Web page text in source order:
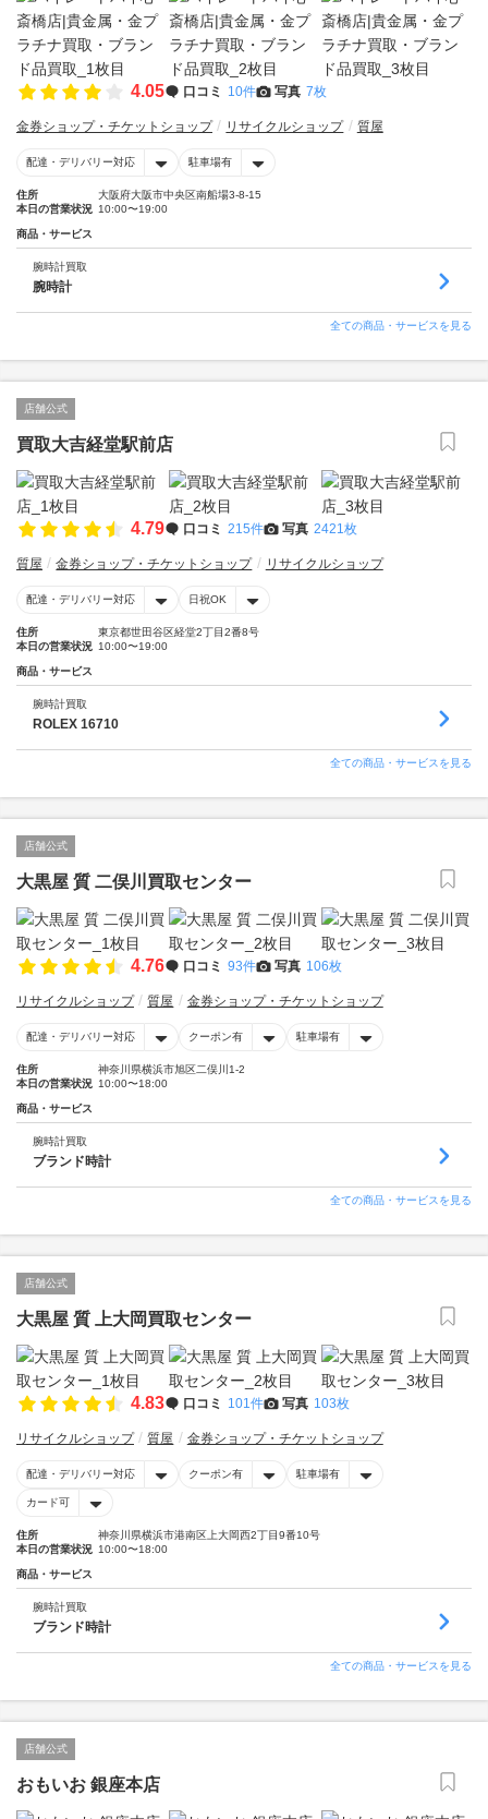
4.05 口コミ 10件 写真 7枚
金券ショップ・チケットショップ リサイクルショップ 質屋
配達・デリバリー対応 駐車場有
住所
大阪府大阪市中央区南船場3-8-15
本日の営業状況 10:00〜19:00
商品・サービス
腕時計買取
腕時計
全ての商品・サービスを見る
店舗公式
買取大吉経堂駅前店
4.79 口コミ 215件 写真 2421枚
質屋 金券ショップ・チケットショップ リサイクルショップ
配達・デリバリー対応 日祝OK
住所
東京都世田谷区経堂2丁目2番8号
本日の営業状況 10:00〜19:00
商品・サービス
腕時計買取
ROLEX 16710
全ての商品・サービスを見る
店舗公式
大黒屋 質 二俣川買取センター
4.76 口コミ 93件 写真 106枚
リサイクルショップ 質屋 金券ショップ・チケットショップ
配達・デリバリー対応 クーポン有 駐車場有
住所
神奈川県横浜市旭区二俣川1-2
本日の営業状況 10:00〜18:00
商品・サービス
腕時計買取
ブランド時計
全ての商品・サービスを見る
店舗公式
大黒屋 質 上大岡買取センター
4.83 口コミ 101件 写真 103枚
リサイクルショップ 質屋 金券ショップ・チケットショップ
配達・デリバリー対応 クーポン有 駐車場有
カード可
住所
神奈川県横浜市港南区上大岡西2丁目9番10号
本日の営業状況 10:00〜18:00
商品・サービス
腕時計買取
ブランド時計
全ての商品・サービスを見る
店舗公式
おもいお 銀座本店